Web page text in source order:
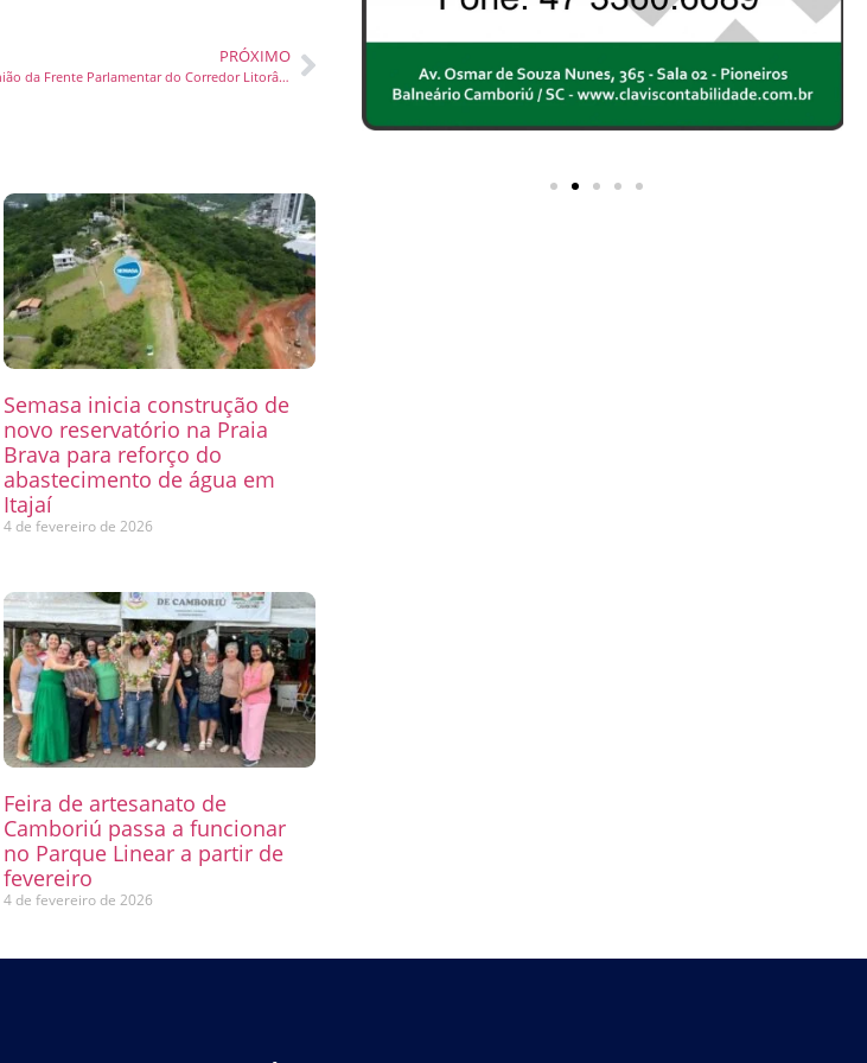
PRÓXIMO
Juliana Pavan participa de reunião da Frente Parlamentar do Corredor Litorâneo Norte
Semasa inicia construção de
novo reservatório na Praia
Brava para reforço do
abastecimento de água em
Itajaí
4 de fevereiro de 2026
Feira de artesanato de
Camboriú passa a funcionar
no Parque Linear a partir de
fevereiro
4 de fevereiro de 2026